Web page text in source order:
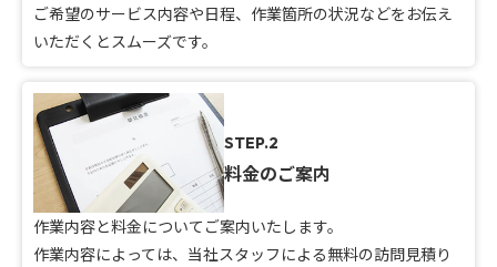
ご希望のサービス内容や日程、作業箇所の状況などをお伝え
いただくとスムーズです。
STEP.2
料金のご案内
作業内容と料金についてご案内いたします。
作業内容によっては、当社スタッフによる無料の訪問見積り